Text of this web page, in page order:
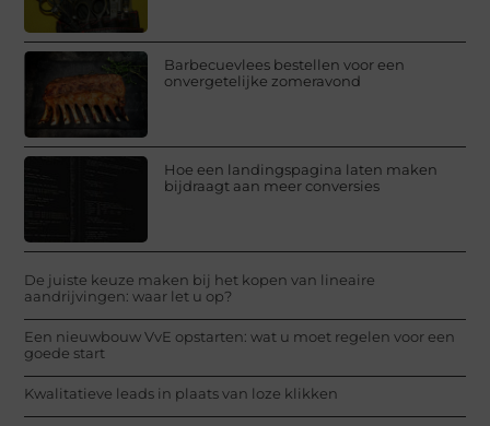
Barbecuevlees bestellen voor een
onvergetelijke zomeravond
Hoe een landingspagina laten maken
bijdraagt aan meer conversies
De juiste keuze maken bij het kopen van lineaire
aandrijvingen: waar let u op?
Een nieuwbouw VvE opstarten: wat u moet regelen voor een
goede start
Kwalitatieve leads in plaats van loze klikken